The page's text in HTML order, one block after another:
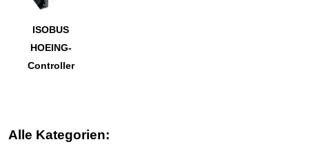
ISOBUS
HOEING-
Controller
Alle Kategorien: